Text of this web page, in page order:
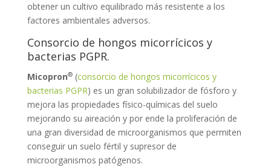
obtener un cultivo equilibrado más resistente a los
factores ambientales adversos.
Consorcio de hongos micorrícicos y
bacterias PGPR.
Micopron®(consorcio de hongos micorrícicos y
bacterias PGPR) es un gran solubilizador de fósforo y
mejora las propiedades físico-químicas del suelo
mejorando su aireación y por ende la proliferación de
una gran diversidad de microorganismos que permiten
conseguir un suelo fértil y supresor de
microorganismos patógenos.